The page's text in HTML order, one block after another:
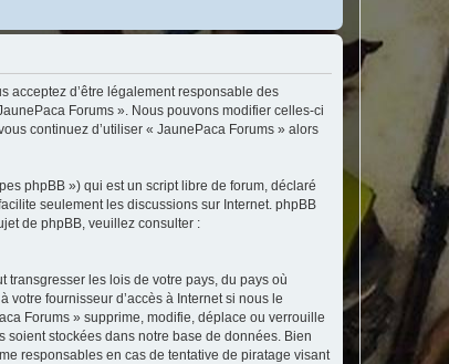
acceptez d’être légalement responsable des
Forums ». Nous pouvons modifier celles-ci
continuez d’utiliser « JaunePaca Forums » alors
phpBB ») qui est un script libre de forum, déclaré
seulement les discussions sur Internet. phpBB
de phpBB, veuillez consulter :
transgresser les lois de votre pays, du pays où
fournisseur d’accès à Internet si nous le
Forums » supprime, modifie, déplace ou verrouille
soient stockées dans notre base de données. Bien
responsables en cas de tentative de piratage visant